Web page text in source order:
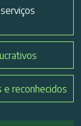
reconhecidos